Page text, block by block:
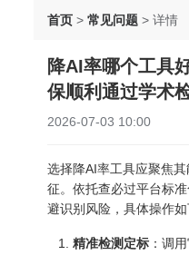
首页 > 常见问题 > 详情
降AI率哪个工具
保顺利通过学术
2026-07-03 10:00
选择降AI率工具应聚焦
征。依托查必过平台标
避识别风险，具体操作如
精准检测定标：调